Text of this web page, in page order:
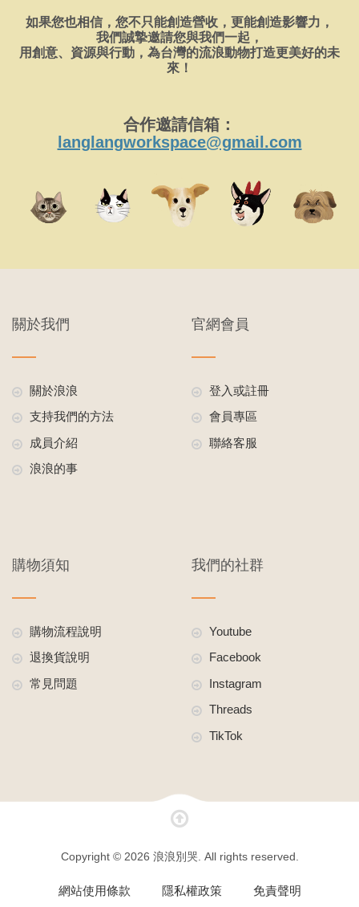
如果您也相信，您不只能創造營收，更能創造影響力，
我們誠摯邀請您與我們一起，
用創意、資源與行動，為台灣的流浪動物打造更美好的未
來！
合作邀請信箱：
langlangworkspace@gmail.com
關於我們
關於浪浪
支持我們的方法
成員介紹
浪浪的事
官網會員
登入或註冊
會員專區
聯絡客服
購物須知
購物流程說明
退換貨說明
常見問題
我們的社群
Youtube
Facebook
Instagram
Threads
TikTok
Copyright © 2026 浪浪別哭. All rights reserved.
網站使用條款 隱私權政策 免責聲明